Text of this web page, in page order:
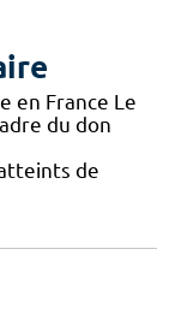
en France Le
du don
de